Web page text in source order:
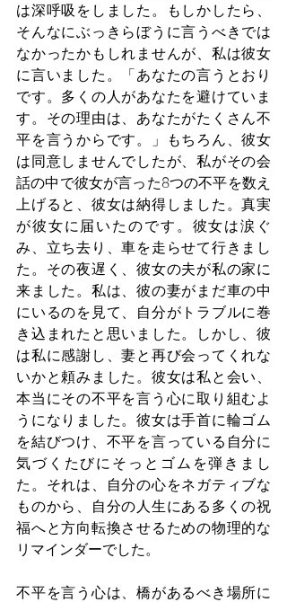
は深呼吸をしました。もしかしたら、
そんなにぶっきらぼうに言うべきでは
なかったかもしれませんが、私は彼女
に言いました。「あなたの言うとおり
です。多くの人があなたを避けていま
す。その理由は、あなたがたくさん不
平を言うからです。」もちろん、彼女
は同意しませんでしたが、私がその会
話の中で彼女が言った8つの不平を数え
上げると、彼女は納得しました。真実
が彼女に届いたのです。彼女は涙ぐ
み、立ち去り、車を走らせて行きまし
た。その夜遅く、彼女の夫が私の家に
来ました。私は、彼の妻がまだ車の中
にいるのを見て、自分がトラブルに巻
き込まれたと思いました。しかし、彼
は私に感謝し、妻と再び会ってくれな
いかと頼みました。彼女は私と会い、
本当にその不平を言う心に取り組むよ
うになりました。彼女は手首に輪ゴム
を結びつけ、不平を言っている自分に
気づくたびにそっとゴムを弾きまし
た。それは、自分の心をネガティブな
ものから、自分の人生にある多くの祝
福へと方向転換させるための物理的な
リマインダーでした。
不平を言う心は、橋があるべき場所に